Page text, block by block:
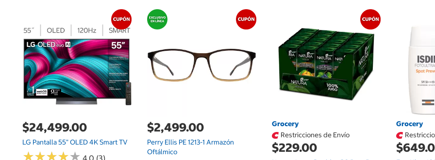
$24,499.00
LG Pantalla 55" OLED 4K Smart TV
★★★★★
★★★★★
$2,499.00
Perry Ellis PE 1213-1 Armazón
Oftálmico
Grocery
Restricciones de Envío
$229.00
Grocery